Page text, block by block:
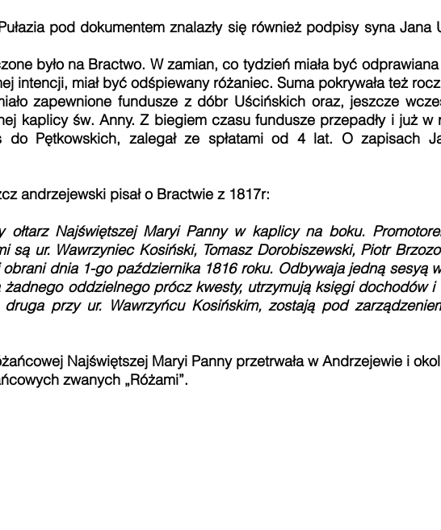
pod dokumentem znalazły się również podpisy syna Jana
było na Bractwo. W zamian, co tydzień miała być
intencji, miał być odśpiewany różaniec. Suma pokrywała też
zapewnione fundusze z dóbr Uścińskich oraz, jeszcze
kaplicy św. Anny. Z biegiem czasu fundusze przepadły i już w
do Pętkowskich, zalegał ze spłatami od 4 lat. O zapisach
andrzejewski pisał o Bractwie z 1817r:
ołtarz Najświętszej Maryi Panny w kaplicy na boku.
są ur. Wawrzyniec Kosiński, Tomasz Dorobiszewski, Piotr
dnia 1-go października 1816 roku. Odbywaja jedną sesyą
żadnego oddzielnego prócz kwesty, utrzymują księgi dochodów
przy ur. Wawrzyńcu Kosińskim, zostają pod
Najświętszej Maryi Panny przetrwała w Andrzejewie i
zwanych „Różami”.